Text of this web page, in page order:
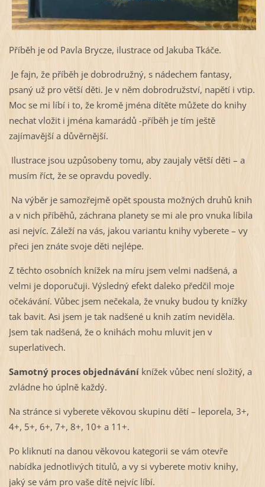
Příběh je od Pavla Brycze, ilustrace od Jakuba Tkáče.
Je fajn, že příběh je dobrodružný, s nádechem fantasy,
psaný už pro větší děti. Je v něm dobrodružství, napětí i vtip.
Moc se mi líbí i to, že kromě jména dítěte můžete do knihy
nechat vložit i jména kamarádů -příběh je tím ještě
zajímavější a důvěrnější.
Ilustrace jsou uzpůsobeny tomu, aby zaujaly větší děti – a
musím říct, že se opravdu povedly.
Na výběr je samozřejmě opět spousta možných druhů knih
a v nich příběhů, záchrana planety se mi ale pro vnuka líbila
asi nejvíc. Záleží na vás, jakou variantu knihy vyberete – vy
přeci jen znáte svoje děti nejlépe.
Z těchto osobních knížek na míru jsem velmi nadšená, a
velmi je doporučuji. Výsledný efekt daleko předčil moje
očekávání. Vůbec jsem nečekala, že vnuky budou ty knížky
tak bavit. Asi jsem je tak nadšené u knih zatím neviděla.
Jsem tak nadšená, že o knihách mohu mluvit jen v
superlativech.
Samotný proces objednáváníknížek vůbec není složitý, a
zvládne ho úplně každý.
Na stránce si vyberete věkovou skupinu dětí – leporela, 3+,
4+, 5+, 6+, 7+, 8+, 10+ a 11+.
Po kliknutí na danou věkovou kategorii se vám otevře
nabídka jednotlivých titulů, a vy si vyberete motiv knihy,
jaký se vám pro vaše dítě nejvíc líbí.